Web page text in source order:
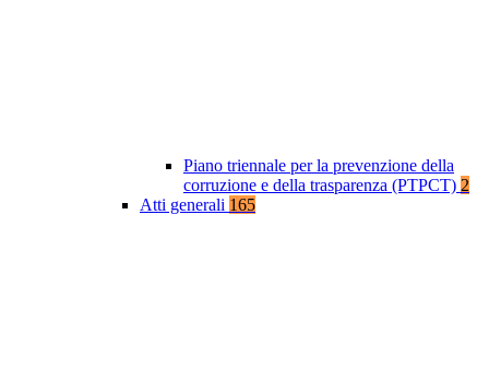
Piano triennale per la prevenzione della
corruzione e della trasparenza (PTPCT) 2
Atti generali 165